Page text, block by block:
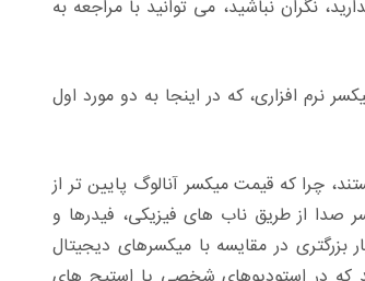
نگران نباشید، می توانید با مراجعه به
نرم افزاری، که در اینجا به دو مورد اول
چرا که قیمت میکسر آنالوگ پایین تر از
صدا از طریق ناب های فیزیکی، فیدرها و
در مقایسه با میکسرهای دیجیتال